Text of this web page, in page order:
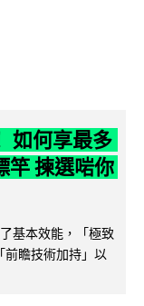
如何享最多
揀選啱你
基本效能，「極致
瞻技術加持」以